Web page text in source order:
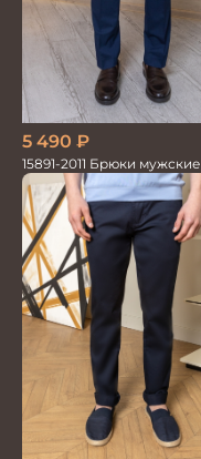
5 490 ₽
15891-2011 Брюки мужские